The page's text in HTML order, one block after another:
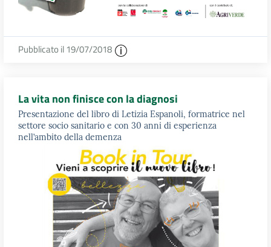
Pubblicato il 19/07/2018
La vita non finisce con la diagnosi
Presentazione del libro di Letizia Espanoli, formatrice nel
settore socio sanitario e con 30 anni di esperienza
nell’ambito della demenza